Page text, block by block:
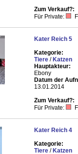
Zum Verkauf?:
Für Private:
Kater Reich 5
Kategorie:
Tiere / Katzen
Hauptakteur:
Ebony
Datum der
13.01.2014
Zum Verkauf?:
Für Private:
Kater Reich 4
Kategorie:
Tiere / Katzen